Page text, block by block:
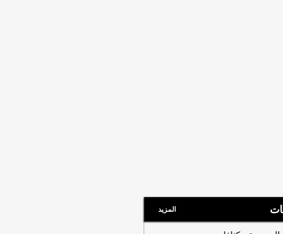
عناوين الصحف المصرية ليوم
-
المزيد